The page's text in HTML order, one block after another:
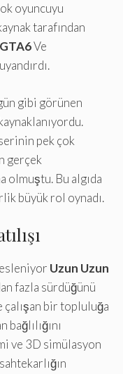
oyuncuyu
tarafından
Ve
gibi görünen
pek çok
gerçek
olmuştu. Bu algıda
büyük rol oynadı.
Uzun Uzun
fazla sürdüğünü
çalışan bir topluluğa
bağlılığını
ve 3D simülasyon